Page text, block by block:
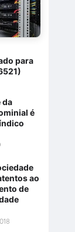
para
da
é
ao
de